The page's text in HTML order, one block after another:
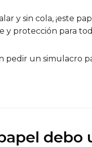
y sin cola, ¡este
y protección para
pedir un simulacro
debo